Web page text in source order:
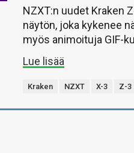
NZXT:n uudet Kraken
näytön, joka kykenee
myös animoituja GIF-
Lue lisää
Kraken NZXT X-3 Z-3